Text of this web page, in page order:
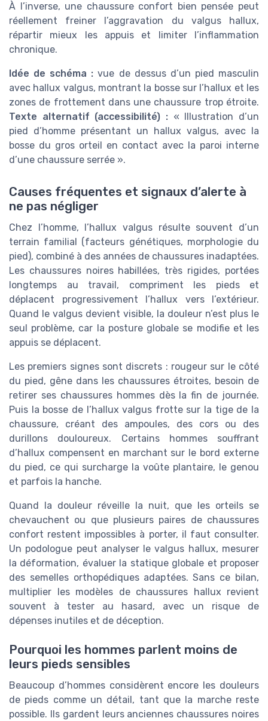
À l’inverse, une chaussure confort bien pensée peut
réellement freiner l’aggravation du valgus hallux,
répartir mieux les appuis et limiter l’inflammation
chronique.
Idée de schéma : vue de dessus d’un pied masculin
avec hallux valgus, montrant la bosse sur l’hallux et les
zones de frottement dans une chaussure trop étroite.
Texte alternatif (accessibilité) : « Illustration d’un
pied d’homme présentant un hallux valgus, avec la
bosse du gros orteil en contact avec la paroi interne
d’une chaussure serrée ».
Causes fréquentes et signaux d’alerte à
ne pas négliger
Chez l’homme, l’hallux valgus résulte souvent d’un
terrain familial (facteurs génétiques, morphologie du
pied), combiné à des années de chaussures inadaptées.
Les chaussures noires habillées, très rigides, portées
longtemps au travail, compriment les pieds et
déplacent progressivement l’hallux vers l’extérieur.
Quand le valgus devient visible, la douleur n’est plus le
seul problème, car la posture globale se modifie et les
appuis se déplacent.
Les premiers signes sont discrets : rougeur sur le côté
du pied, gêne dans les chaussures étroites, besoin de
retirer ses chaussures hommes dès la fin de journée.
Puis la bosse de l’hallux valgus frotte sur la tige de la
chaussure, créant des ampoules, des cors ou des
durillons douloureux. Certains hommes souffrant
d’hallux compensent en marchant sur le bord externe
du pied, ce qui surcharge la voûte plantaire, le genou
et parfois la hanche.
Quand la douleur réveille la nuit, que les orteils se
chevauchent ou que plusieurs paires de chaussures
confort restent impossibles à porter, il faut consulter.
Un podologue peut analyser le valgus hallux, mesurer
la déformation, évaluer la statique globale et proposer
des semelles orthopédiques adaptées. Sans ce bilan,
multiplier les modèles de chaussures hallux revient
souvent à tester au hasard, avec un risque de
dépenses inutiles et de déception.
Pourquoi les hommes parlent moins de
leurs pieds sensibles
Beaucoup d’hommes considèrent encore les douleurs
de pieds comme un détail, tant que la marche reste
possible. Ils gardent leurs anciennes chaussures noires